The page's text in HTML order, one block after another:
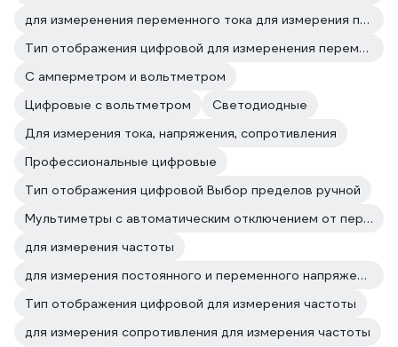
для измеренения переменного тока для измерения постоянного тока
Тип отображения цифровой для измеренения переменного тока
С амперметром и вольтметром
Цифровые с вольтметром
Светодиодные
Для измерения тока, напряжения, сопротивления
Профессиональные цифровые
Тип отображения цифровой Выбор пределов ручной
Мультиметры с автоматическим отключением от перегрузки
для измерения частоты
для измерения постоянного и переменного напряжения для измерения частоты
Тип отображения цифровой для измерения частоты
для измерения сопротивления для измерения частоты